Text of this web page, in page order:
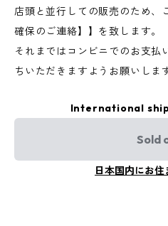
店頭と並行しての販売のため、
確保のご連絡】】を致します。
それまではコンビニでのお支
ちいただきますようお願いしま
International
Sold
日本国内にお